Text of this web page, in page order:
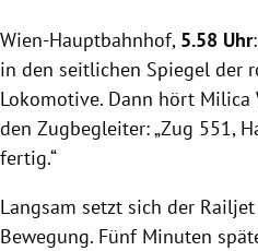
Untermenü
Untermenü
Wien-Hauptbahnhof, 5.58 Uhr
in den seitlichen Spiegel der
Lokomotive. Dann hört Milica
den Zugbegleiter: „Zug 551,
fertig.“
Langsam setzt sich der
Bewegung. Fünf Minuten